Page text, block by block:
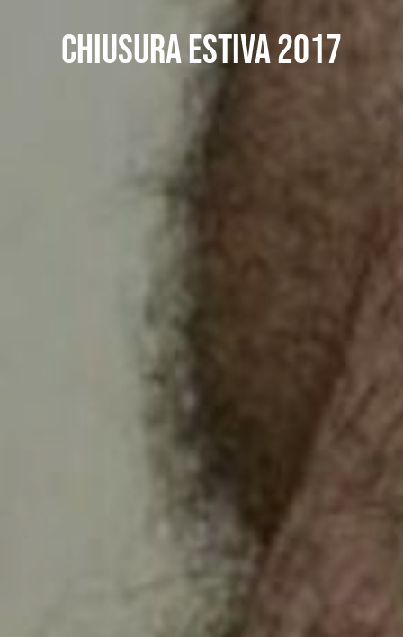
Chiusura Estiva 2017